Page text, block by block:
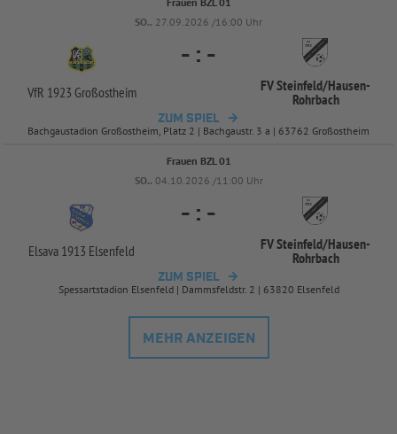
SO.. 27.09.2026 /16:00 Uhr
VfR 1923 Großostheim
- : -
FV Steinfeld/Hausen-
Rohrbach
ZUM SPIEL
Bachgaustadion Großostheim, Platz 2 | Bachgaustr. 3 a | 63762 Großostheim
Frauen BZL 01
SO.. 04.10.2026 /11:00 Uhr
Elsava 1913 Elsenfeld
- : -
FV Steinfeld/Hausen-
Rohrbach
ZUM SPIEL
Spessartstadion Elsenfeld | Dammsfeldstr. 2 | 63820 Elsenfeld
MEHR ANZEIGEN